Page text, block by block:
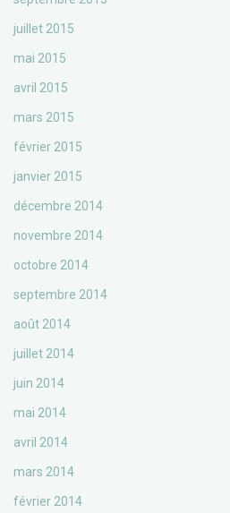
juillet 2015
mai 2015
avril 2015
mars 2015
février 2015
janvier 2015
décembre 2014
novembre 2014
octobre 2014
septembre 2014
août 2014
juillet 2014
juin 2014
mai 2014
avril 2014
mars 2014
février 2014